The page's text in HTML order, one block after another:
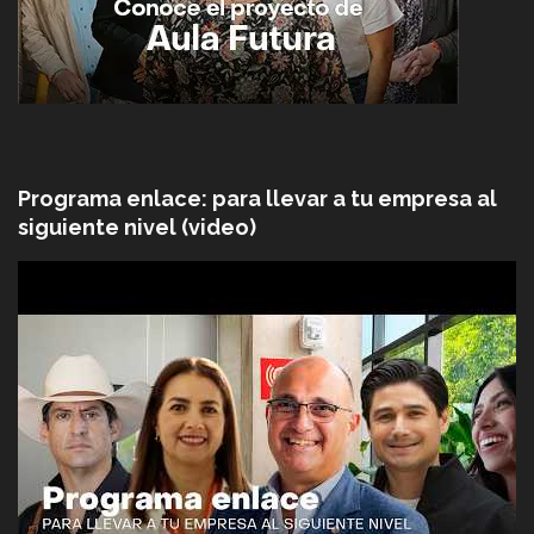
Programa enlace: para llevar a tu empresa al
siguiente nivel (video)